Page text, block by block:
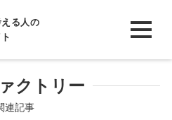
る人の
クトリー
連記事